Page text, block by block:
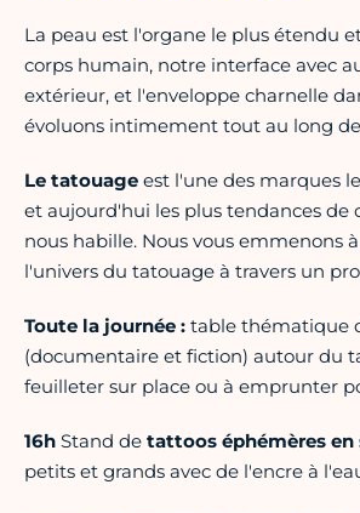
La peau est l'organe le plus étendu
corps humain, notre interface avec
extérieur, et l'enveloppe charnelle
évoluons intimement tout au long
Le tatouage est l'une des marques
et aujourd'hui les plus tendances de
nous habille. Nous vous emmenons
l'univers du tatouage à travers un
Toute la journée : table thématique
(documentaire et fiction) autour du
feuilleter sur place ou à emprunter
16h Stand de tattoos éphémères en
petits et grands avec de l'encre à